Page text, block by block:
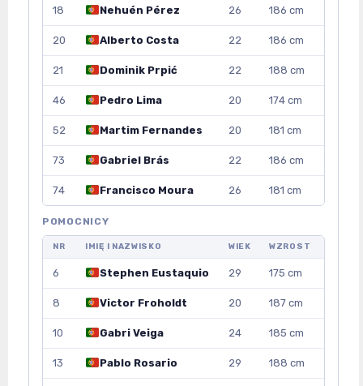
18 Nehuén Pérez 26 186 cm
20 Alberto Costa 22 186 cm
21 Dominik Prpić 22 188 cm
46 Pedro Lima 20 174 cm
52 Martim Fernandes 20 181 cm
73 Gabriel Brás 22 186 cm
74 Francisco Moura 26 181 cm
POMOCNICY
NR IMIĘ I NAZWISKO WIEK WZROST
6 Stephen Eustaquio 29 175 cm
8 Victor Froholdt 20 187 cm
10 Gabri Veiga 24 185 cm
13 Pablo Rosario 29 188 cm